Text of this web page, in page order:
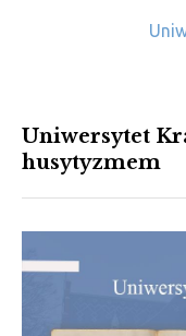
Uniwersytet
husytyzmem